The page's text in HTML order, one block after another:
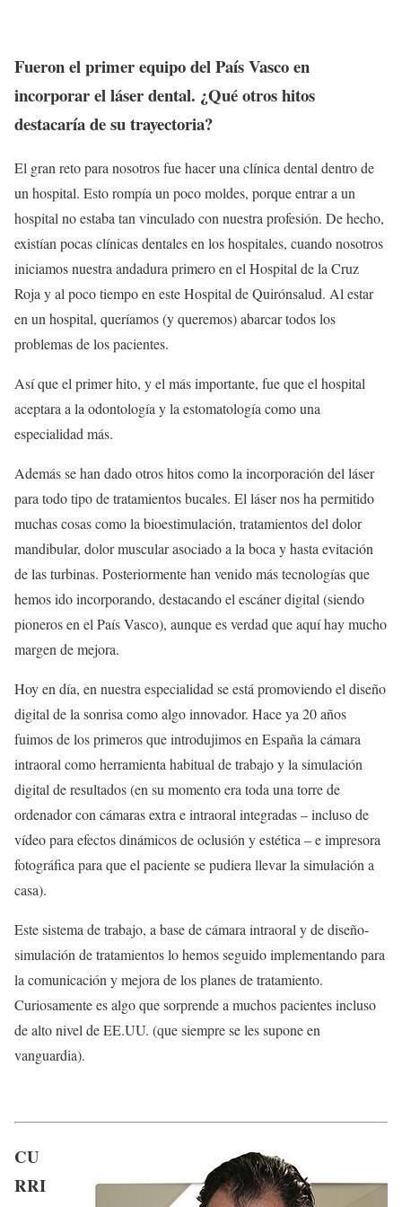
Fueron el primer equipo del País Vasco en
incorporar el láser dental. ¿Qué otros hitos
destacaría de su trayectoria?
El gran reto para nosotros fue hacer una clínica dental dentro de
un hospital. Esto rompía un poco moldes, porque entrar a un
hospital no estaba tan vinculado con nuestra profesión. De hecho,
existían pocas clínicas dentales en los hospitales, cuando nosotros
iniciamos nuestra andadura primero en el Hospital de la Cruz
Roja y al poco tiempo en este Hospital de Quirónsalud. Al estar
en un hospital, queríamos (y queremos) abarcar todos los
problemas de los pacientes.
Así que el primer hito, y el más importante, fue que el hospital
aceptara a la odontología y la estomatología como una
especialidad más.
Además se han dado otros hitos como la incorporación del láser
para todo tipo de tratamientos bucales. El láser nos ha permitido
muchas cosas como la bioestimulación, tratamientos del dolor
mandibular, dolor muscular asociado a la boca y hasta evitación
de las turbinas. Posteriormente han venido más tecnologías que
hemos ido incorporando, destacando el escáner digital (siendo
pioneros en el País Vasco), aunque es verdad que aquí hay mucho
margen de mejora.
Hoy en día, en nuestra especialidad se está promoviendo el diseño
digital de la sonrisa como algo innovador. Hace ya 20 años
fuimos de los primeros que introdujimos en España la cámara
intraoral como herramienta habitual de trabajo y la simulación
digital de resultados (en su momento era toda una torre de
ordenador con cámaras extra e intraoral integradas – incluso de
vídeo para efectos dinámicos de oclusión y estética – e impresora
fotográfica para que el paciente se pudiera llevar la simulación a
casa).
Este sistema de trabajo, a base de cámara intraoral y de diseño-
simulación de tratamientos lo hemos seguido implementando para
la comunicación y mejora de los planes de tratamiento.
Curiosamente es algo que sorprende a muchos pacientes incluso
de alto nivel de EE.UU. (que siempre se les supone en
vanguardia).
CU
RRI